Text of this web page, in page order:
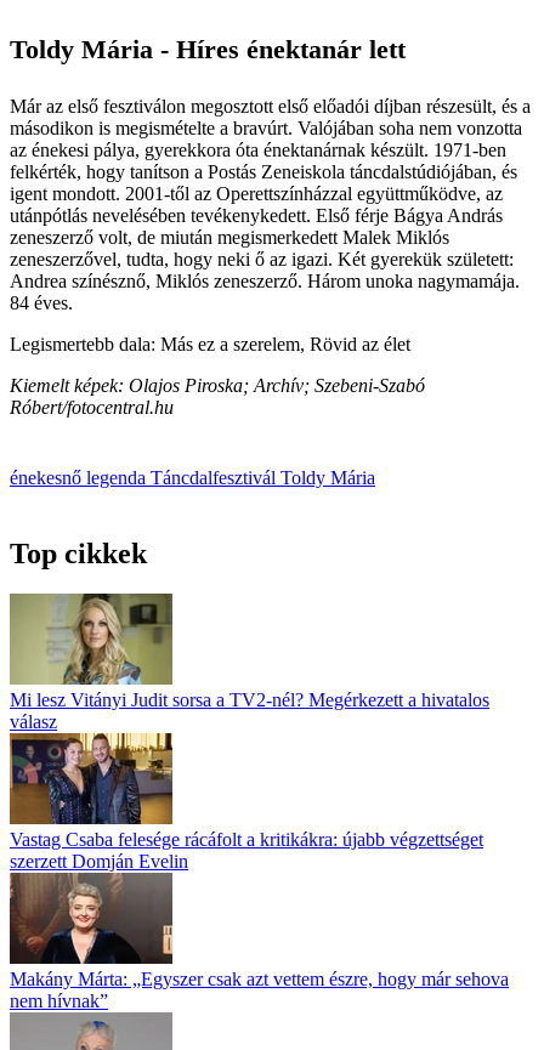
Toldy Mária - Híres ének­tanár lett
Már az első fesztiválon megosztott első előadói díjban részesült, és a
másodikon is megismételte a bravúrt. Valójában soha nem vonzotta
az énekesi pálya, gyerekkora óta énektanárnak készült. 1971-ben
felkérték, hogy tanítson a Postás Zeneiskola táncdalstúdiójában, és
igent mondott. 2001-től az Operettszínházzal együttműködve, az
utánpótlás nevelésében tevékenykedett. Első férje Bágya András
zeneszerző volt, de miután megismerkedett Malek Miklós
zeneszerzővel, tudta, hogy neki ő az igazi. Két gyerekük született:
Andrea színésznő, Miklós zeneszerző. Három unoka nagymamája.
84 éves.
Legismertebb dala: Más ez a szerelem, Rövid az élet
Kiemelt képek: Olajos Piroska; Archív; Szebeni-Szabó
Róbert/fotocentral.hu
énekesnő legenda Táncdalfesztivál Toldy Mária
Top cikkek
Mi lesz Vitányi Judit sorsa a TV2-nél? Megérkezett a hivatalos
válasz
Vastag Csaba felesége rácáfolt a kritikákra: újabb végzettséget
szerzett Domján Evelin
Makány Márta: „Egyszer csak azt vettem észre, hogy már sehova
nem hívnak”